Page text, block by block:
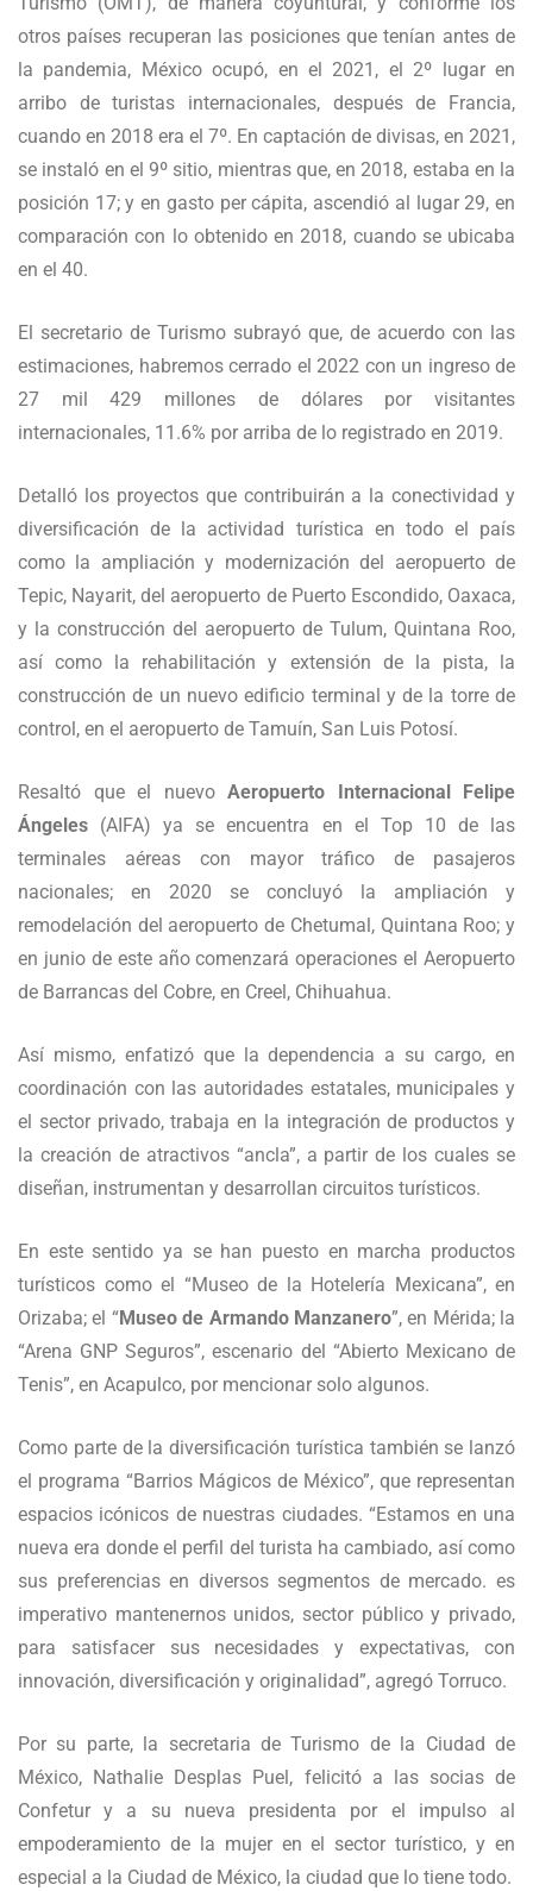
otros países recuperan las posiciones que tenían antes de
la pandemia, México ocupó, en el 2021, el 2º lugar en
arribo de turistas internacionales, después de Francia,
cuando en 2018 era el 7º. En captación de divisas, en 2021,
se instaló en el 9º sitio, mientras que, en 2018, estaba en la
posición 17; y en gasto per cápita, ascendió al lugar 29, en
comparación con lo obtenido en 2018, cuando se ubicaba
en el 40.
El secretario de Turismo subrayó que, de acuerdo con las
estimaciones, habremos cerrado el 2022 con un ingreso de
27 mil 429 millones de dólares por visitantes
internacionales, 11.6% por arriba de lo registrado en 2019.
Detalló los proyectos que contribuirán a la conectividad y
diversificación de la actividad turística en todo el país
como la ampliación y modernización del aeropuerto de
Tepic, Nayarit, del aeropuerto de Puerto Escondido, Oaxaca,
y la construcción del aeropuerto de Tulum, Quintana Roo,
así como la rehabilitación y extensión de la pista, la
construcción de un nuevo edificio terminal y de la torre de
control, en el aeropuerto de Tamuín, San Luis Potosí.
Resaltó que el nuevo Aeropuerto Internacional Felipe
Ángeles (AIFA) ya se encuentra en el Top 10 de las
terminales aéreas con mayor tráfico de pasajeros
nacionales; en 2020 se concluyó la ampliación y
remodelación del aeropuerto de Chetumal, Quintana Roo; y
en junio de este año comenzará operaciones el Aeropuerto
de Barrancas del Cobre, en Creel, Chihuahua.
Así mismo, enfatizó que la dependencia a su cargo, en
coordinación con las autoridades estatales, municipales y
el sector privado, trabaja en la integración de productos y
la creación de atractivos “ancla”, a partir de los cuales se
diseñan, instrumentan y desarrollan circuitos turísticos.
En este sentido ya se han puesto en marcha productos
turísticos como el “Museo de la Hotelería Mexicana”, en
Orizaba; el “Museo de Armando Manzanero”, en Mérida; la
“Arena GNP Seguros”, escenario del “Abierto Mexicano de
Tenis”, en Acapulco, por mencionar solo algunos.
Como parte de la diversificación turística también se lanzó
el programa “Barrios Mágicos de México”, que representan
espacios icónicos de nuestras ciudades. “Estamos en una
nueva era donde el perfil del turista ha cambiado, así como
sus preferencias en diversos segmentos de mercado. es
imperativo mantenernos unidos, sector público y privado,
para satisfacer sus necesidades y expectativas, con
innovación, diversificación y originalidad”, agregó Torruco.
Por su parte, la secretaria de Turismo de la Ciudad de
México, Nathalie Desplas Puel, felicitó a las socias de
Confetur y a su nueva presidenta por el impulso al
empoderamiento de la mujer en el sector turístico, y en
especial a la Ciudad de México, la ciudad que lo tiene todo.